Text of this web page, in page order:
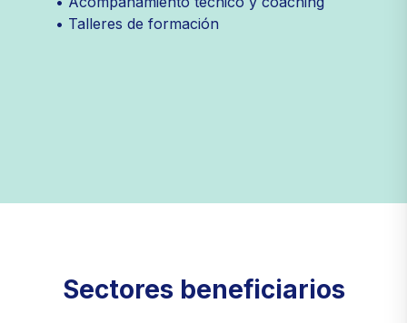
• Talleres de formación
Sectores beneficiarios